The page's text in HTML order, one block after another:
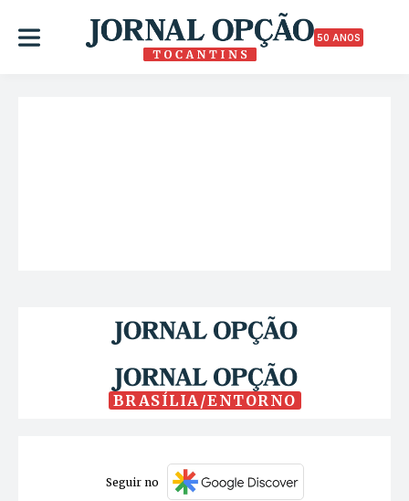
50 ANOS
BRASÍLIA/ENTORNO
Seguir no